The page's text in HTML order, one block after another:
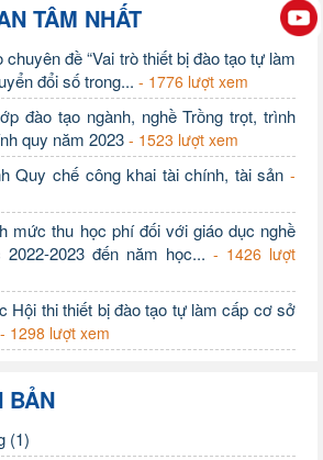
TÂM NHẤT
đề “Vai trò thiết bị đào tạo tự làm
đổi số trong... - 1776 lượt xem
đào tạo ngành, nghề Trồng trọt, trình
quy năm 2023 - 1523 lượt xem
Quy chế công khai tài chính, tài sản -
mức thu học phí đối với giáo dục nghề
2023 đến năm học... - 1426 lượt
Hội thi thiết bị đào tạo tự làm cấp cơ sở
- 1298 lượt xem
BẢN
(1)